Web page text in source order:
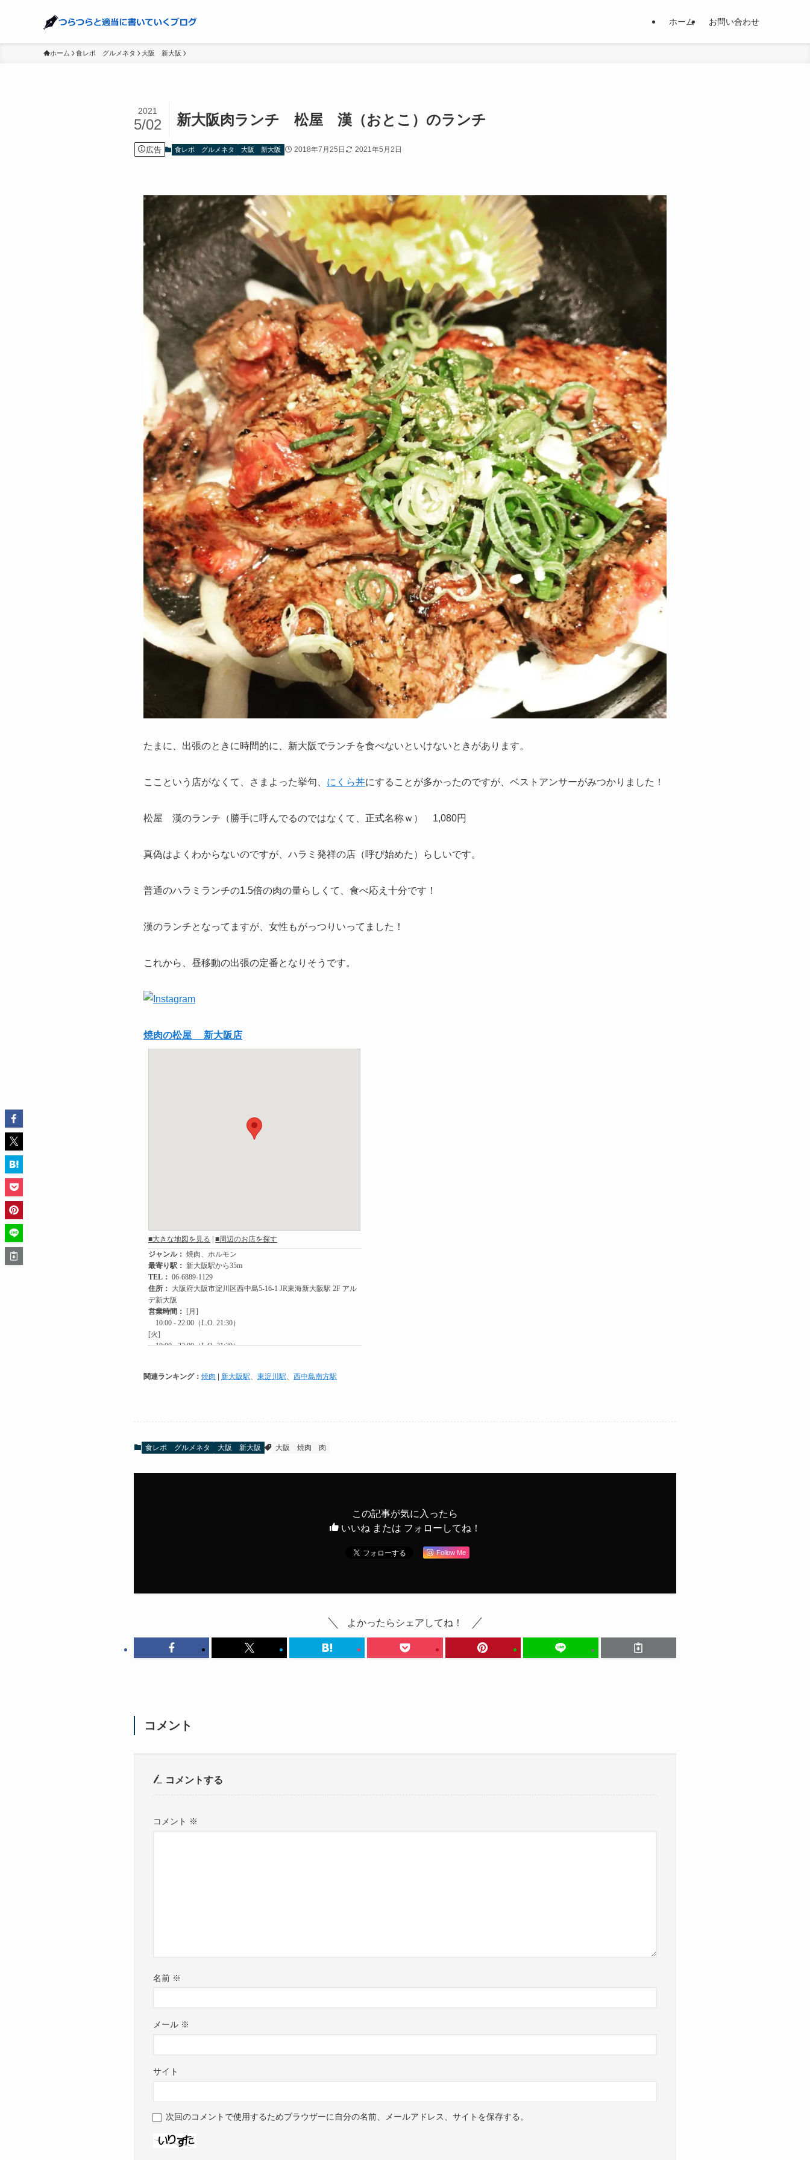
ホーム お問い合わせ
ホーム 食レポ グルメネタ 大阪 新大阪
新大阪肉ランチ 松屋 漢（おとこ）のランチ
2021
5/02
広告 食レポ グルメネタ 大阪 新大阪 2018年7月25日 2021年5月2日
たまに、出張のときに時間的に、新大阪でランチを食べないといけないときがあります。
ここという店がなくて、さまよった挙句、 にくら丼にすることが多かったのですが、ベストアンサーがみつかりました！
松屋 漢のランチ（勝手に呼んでるのではなくて、正式名称ｗ） 1,080円
真偽はよくわからないのですが、ハラミ発祥の店（呼び始めた）らしいです。
普通のハラミランチの1.5倍の肉の量らしくて、食べ応え十分です！
漢のランチとなってますが、女性もがっつりいってました！
これから、昼移動の出張の定番となりそうです。
焼肉の松屋 新大阪店
関連ランキング： 焼肉 新大阪駅、 東淀川駅、 西中島南方駅
食レポ グルメネタ 大阪 新大阪 大阪 焼肉 肉
この記事が気に入ったら
いいね または フォローしてね！
Follow Me
よかったらシェアしてね！
コメント
コメントする
コメント ※
名前 ※
メール ※
サイト
次回のコメントで使用するためブラウザーに自分の名前、メールアドレス、サイトを保存する。